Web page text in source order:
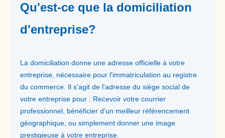
Qu'est-ce que la domiciliation
d'entreprise?
La domiciliation donne une adresse officielle à votre
entreprise, nécessaire pour l'immatriculation au registre
du commerce. Il s'agit de l'adresse du siège social de
votre entreprise pour : Recevoir votre courrier
professionnel, bénéficier d'un meilleur référencement
géographique, ou simplement donner une image
prestigieuse à votre entreprise.